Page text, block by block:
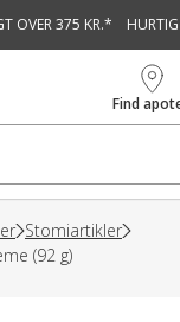
OVER 375 KR.*
Find
Stomiartikler
(92 g)